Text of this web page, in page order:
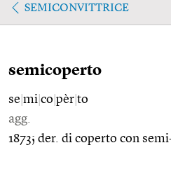
SEMICONVITTRICE
semicoperto
se mi co pèr to
agg.
1873; der. di coperto con